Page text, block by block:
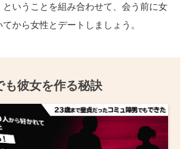
ということを組み合わせて、会う前に女
から女性とデートしましょう。
も彼女を作る秘訣